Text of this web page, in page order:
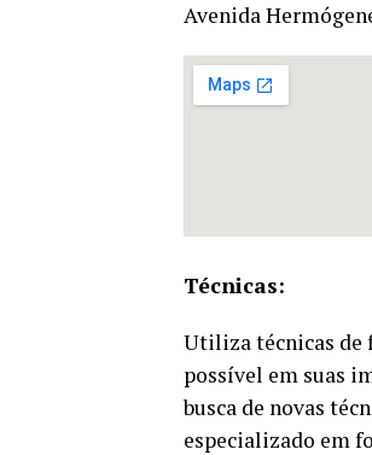
Avenida
Técnicas:
Utiliza técnicas de
possível em suas
busca de novas
especializado em